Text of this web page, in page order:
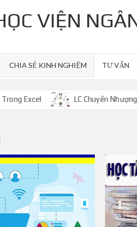
VIỆN
CHIA SẺ KINH NGHIỆM TƯ VẤN
LC Chuyển Nhượng Là Gì?